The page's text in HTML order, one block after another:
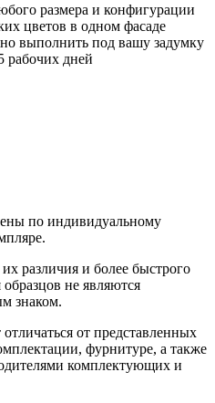
размера и конфигурации
цветов в одном фасаде
выполнить под вашу задумку
рабочих дней
по индивидуальному
различия и более быстрого
образцов не являются
знаком.
от представленных
фурнитуре, а также
комплектующих и